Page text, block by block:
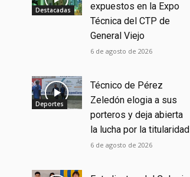
Destacadas
expuestos en la Expo
Técnica del CTP de
General Viejo
6 de agosto de 2026
Deportes
Técnico de Pérez
Zeledón elogia a sus
porteros y deja abierta
la lucha por la titularidad
6 de agosto de 2026